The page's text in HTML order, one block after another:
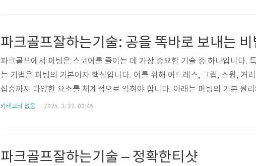
를 교정하기 위해 팔의 자연스러운 위치에서 시작하여 그립을 조..
파크골프잘하는기술: 공을 똑바로 보내는 비
파크골프에서 퍼팅은 스코어를 줄이는 데 가장 중요한 기술 중 하나입니다.
는 기법은 퍼팅의 기본이자 핵심입니다. 이를 위해 어드레스, 그립, 스윙, 거
집중까지 다양한 요소를 체계적으로 익혀야 합니다. 아래는 퍼팅의 기본 원
법에 대한 상세한 설명입니다. 파크골프를 즐기면서 스코어를 향상하기 위해
파크골프 퍼팅에는 삼각 그립과 오각 그립 두..
카테고리 없음 2025. 3. 22. 00:45
파크골프잘하는기술 – 정확한티샷